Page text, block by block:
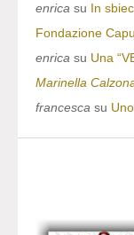
enrica su In
Fondazione
enrica su Una
Marinella
francesca su